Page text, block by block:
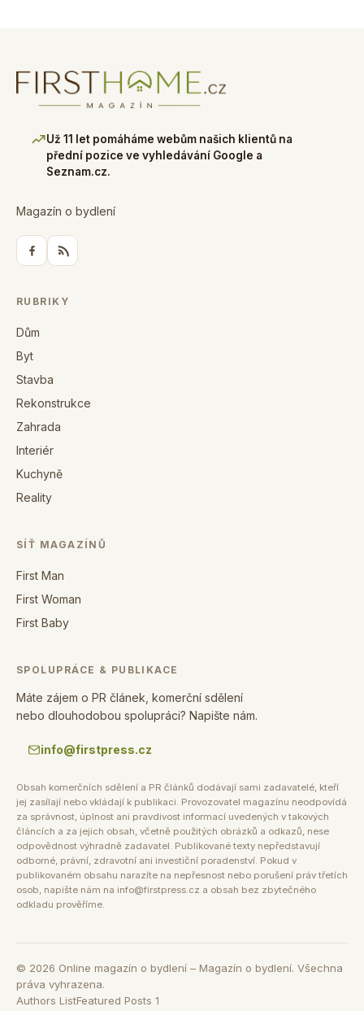
Už 11 let pomáháme webům našich klientů na
přední pozice ve vyhledávání Google a
Seznam.cz.
Magazín o bydlení
RUBRIKY
Dům
Byt
Stavba
Rekonstrukce
Zahrada
Interiér
Kuchyně
Reality
SÍŤ MAGAZÍNŮ
First Man
First Woman
First Baby
SPOLUPRÁCE & PUBLIKACE
Máte zájem o PR článek, komerční sdělení
nebo dlouhodobou spolupráci? Napište nám.
info@firstpress.cz
Obsah komerčních sdělení a PR článků dodávají sami zadavatelé, kteří
jej zasílají nebo vkládají k publikaci. Provozovatel magazínu neodpovídá
za správnost, úplnost ani pravdivost informací uvedených v takových
článcích a za jejich obsah, včetně použitých obrázků a odkazů, nese
odpovědnost výhradně zadavatel. Publikované texty nepředstavují
odborné, právní, zdravotní ani investiční poradenství. Pokud v
publikovaném obsahu narazíte na nepřesnost nebo porušení práv třetích
osob, napište nám na info@firstpress.cz a obsah bez zbytečného
odkladu prověříme.
© 2026 Online magazín o bydlení – Magazín o bydlení. Všechna
práva vyhrazena.
Authors ListFeatured Posts 1